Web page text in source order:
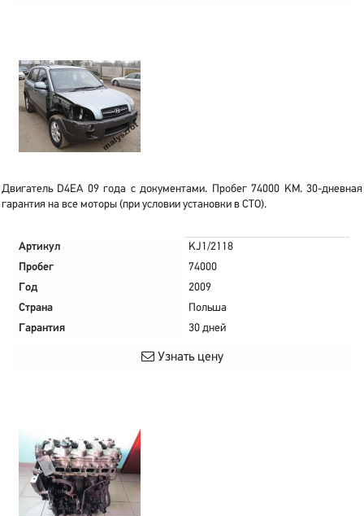
Двигатель D4EA 09 года с документами. Пробег 74000 KM. 30-дневная
гарантия на все моторы (при условии установки в СТО).
Артикул
KJ1/2118
Пробег
74000
Год
2009
Страна
Польша
Гарантия
30 дней
Узнать цену